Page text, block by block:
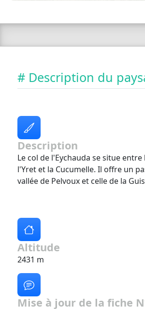
# Description du
Description
Le col de l'Eychauda se situe entre
l'Yret et la Cucumelle. Il offre un
vallée de Pelvoux et celle de la
Altitude
2431 m
Mise à jour de la fiche